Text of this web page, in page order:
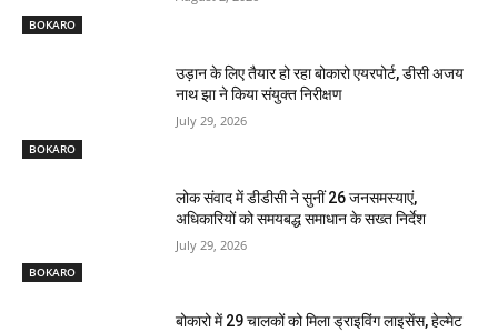
BOKARO
BOKARO
उड़ान के लिए तैयार हो रहा बोकारो एयरपोर्ट, डीसी अजय
नाथ झा ने किया संयुक्त निरीक्षण
July 29, 2026
BOKARO
लोक संवाद में डीडीसी ने सुनीं 26 जनसमस्याएं,
अधिकारियों को समयबद्ध समाधान के सख्त निर्देश
July 29, 2026
बोकारो में 29 चालकों को मिला ड्राइविंग लाइसेंस, हेल्मेट